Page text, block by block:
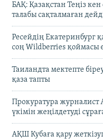
БАҚ: Қазақстан Теңіз
талабы сақталмаған
Ресейдің Екатеринбург
соң Wildberries қоймасы
Таиландта мектепте
қаза тапты
Прокуратура журналист
үкімін жеңілдетуді
АҚШ Кубаға қару